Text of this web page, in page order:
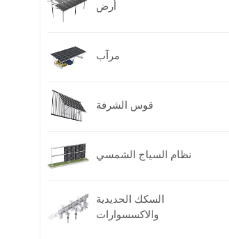
أرض
مرآب
قوس الشرفة
نظام السياج الشمسي
السكك الحديدية
والاكسسوارات